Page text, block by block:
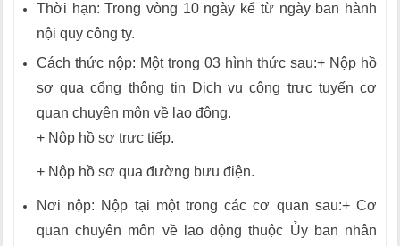
Thời hạn: Trong vòng 10 ngày kể từ ngày ban hành
nội quy công ty.
Cách thức nộp: Một trong 03 hình thức sau:+ Nộp hồ
sơ qua cổng thông tin Dịch vụ công trực tuyến cơ
quan chuyên môn về lao động.
+ Nộp hồ sơ trực tiếp.
+ Nộp hồ sơ qua đường bưu điện.
Nơi nộp: Nộp tại một trong các cơ quan sau:+ Cơ
quan chuyên môn về lao động thuộc Ủy ban nhân